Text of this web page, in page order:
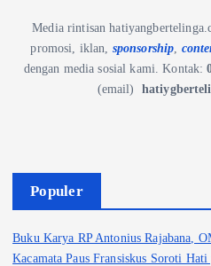
Media rintisan
promosi, iklan, sponsorship
dengan media sosial kami.Kontak:
(email)
Populer
Buku Karya RP Antonius Rajabana,
Kacamata Paus Fransiskus Soroti